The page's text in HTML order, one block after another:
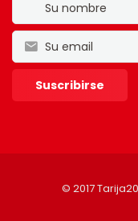
© 2017